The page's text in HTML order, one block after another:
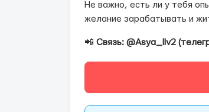
Не важно, есть ли у тебя
желание зарабатывать и
📲 Связь: @Asya_llv2